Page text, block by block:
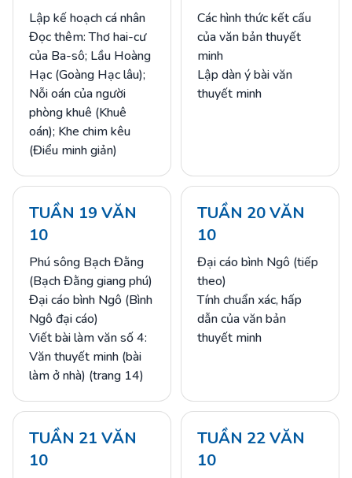
Lập kế hoạch cá nhân
Đọc thêm: Thơ hai-cư
của Ba-sô; Lầu Hoàng
Hạc (Goàng Hạc lâu);
Nỗi oán của người
phòng khuê (Khuê
oán); Khe chim kêu
(Điểu minh giản)
Các hình thức kết cấu
của văn bản thuyết
minh
Lập dàn ý bài văn
thuyết minh
TUẦN 19 VĂN
10
Phú sông Bạch Đằng
(Bạch Đằng giang phú)
Đại cáo bình Ngô (Bình
Ngô đại cáo)
Viết bài làm văn số 4:
Văn thuyết minh (bài
làm ở nhà) (trang 14)
TUẦN 20 VĂN
10
Đại cáo bình Ngô (tiếp
theo)
Tính chuẩn xác, hấp
dẫn của văn bản
thuyết minh
TUẦN 21 VĂN
10
TUẦN 22 VĂN
10